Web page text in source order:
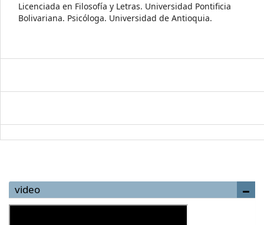
Licenciada en Filosofía y Letras. Universidad Pontificia
Bolivariana. Psicóloga. Universidad de Antioquia.
video